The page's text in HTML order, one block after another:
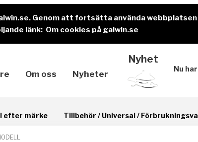
Genom att fortsätta använda
länk: Om cookies på galwin.se
Om oss Nyheter
Nyhet
Nu
efter märke Tillbehör / Universal /